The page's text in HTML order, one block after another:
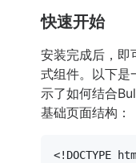
快速开始
安装完成后，即
式组件。以下是
示了如何结合
基础页面结构：
<!DOCTYPE